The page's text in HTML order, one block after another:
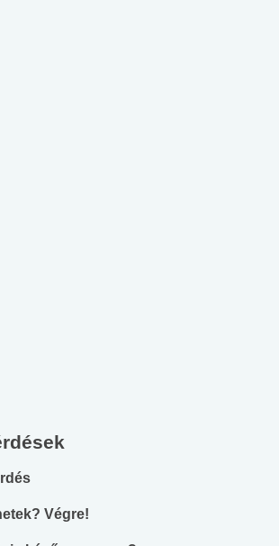
Végre!